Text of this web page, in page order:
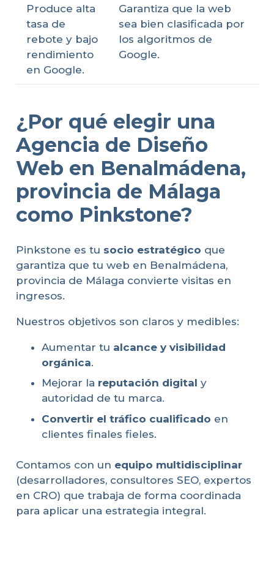
Produce alta
tasa de
rebote y bajo
rendimiento
en Google.
Garantiza que la web
sea bien clasificada por
los algoritmos de
Google.
¿Por qué elegir una
Agencia de Diseño
Web en Benalmádena,
provincia de Málaga
como Pinkstone?
Pinkstone es tu socio estratégico que
garantiza que tu web en Benalmádena,
provincia de Málaga convierte visitas en
ingresos.
Nuestros objetivos son claros y medibles:
Aumentar tu alcance y visibilidad
orgánica.
Mejorar la reputación digital y
autoridad de tu marca.
Convertir el tráfico cualificado en
clientes finales fieles.
Contamos con un equipo multidisciplinar
(desarrolladores, consultores SEO, expertos
en CRO) que trabaja de forma coordinada
para aplicar una estrategia integral.